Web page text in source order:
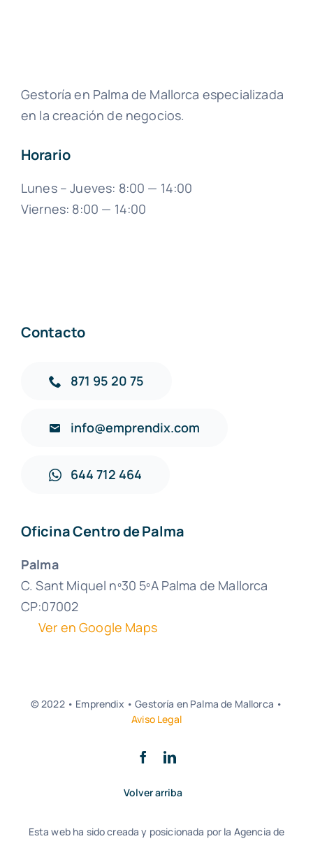
Gestoría en Palma de Mallorca especializada
en la creación de negocios.
Horario
Lunes – Jueves: 8:00 — 14:00
Viernes: 8:00 — 14:00
Contacto
871 95 20 75
info@emprendix.com
644 712 464
Oficina Centro de Palma
Palma
C. Sant Miquel nº30 5ºA Palma de Mallorca
CP:07002
Ver en Google Maps
© 2022 • Emprendix • Gestoría en Palma de Mallorca •
Aviso Legal
Volver arriba
Esta web ha sido creada y posicionada por la Agencia de